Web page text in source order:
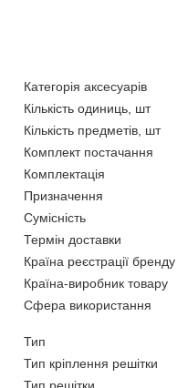
Категорія аксесуарів
Кількість одиниць, шт
Кількість предметів, шт
Комплект постачання
Комплектація
Призначення
Сумісність
Термін доставки
Країна реєстрації бренду
Країна-виробник товару
Сфера використання
Тип
Тип кріплення решітки
Тип решітки